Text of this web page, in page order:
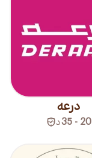
درعه
20 - 35 د